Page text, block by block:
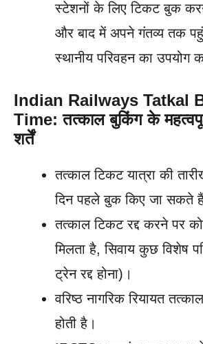
स्टेशनों के लिए टिकट बुक
और बाद में अपने गंतव्य तक
स्थानीय परिवहन का उपयोग
Indian Railways Tatkal
Time: तत्काल बुकिंग के
शर्तें
तत्काल टिकट यात्रा की
दिन पहले बुक किए जा सकते
तत्काल टिकट रद्द करने पर
मिलता है, सिवाय कुछ विशेष
ट्रेन रद्द होना)।
वरिष्ठ नागरिक रियायत
होती है।